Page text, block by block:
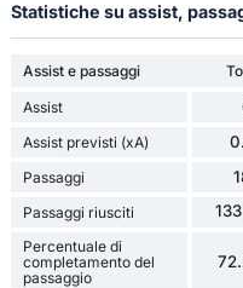
Statistiche su assist,
Assist e passaggi
Assist
Assist previsti (xA)
Passaggi
Passaggi riusciti 133
Percentuale di
completamento del
passaggio